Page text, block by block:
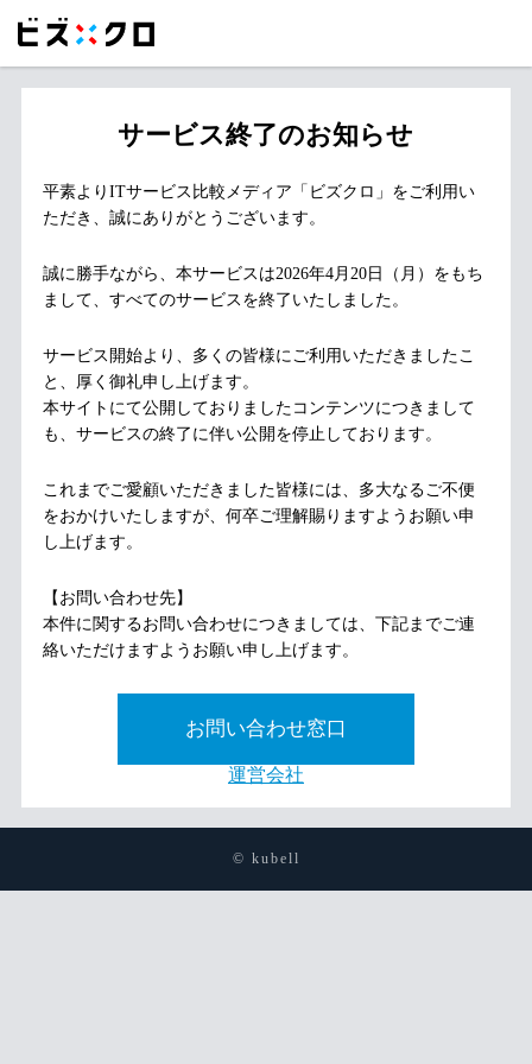
サービス終了のお知らせ
平素よりITサービス比較メディア「ビズクロ」をご利用い
ただき、誠にありがとうございます。
誠に勝手ながら、本サービスは2026年4月20日（月）をもち
まして、すべてのサービスを終了いたしました。
サービス開始より、多くの皆様にご利用いただきましたこ
と、厚く御礼申し上げます。
本サイトにて公開しておりましたコンテンツにつきまして
も、サービスの終了に伴い公開を停止しております。
これまでご愛顧いただきました皆様には、多大なるご不便
をおかけいたしますが、何卒ご理解賜りますようお願い申
し上げます。
【お問い合わせ先】
本件に関するお問い合わせにつきましては、下記までご連
絡いただけますようお願い申し上げます。
お問い合わせ窓口
運営会社
© kubell